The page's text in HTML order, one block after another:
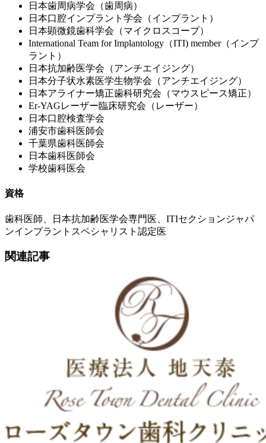
日本歯周病学会（歯周病）
日本口腔インプラント学会（インプラント）
日本顕微鏡歯科学会（マイクロスコープ）
International Team for Implantology（ITI) member（インプ
ラント）
日本抗加齢医学会（アンチエイジング）
日本分子状水素医学生物学会（アンチエイジング）
日本アライナー矯正歯科研究会（マウスピース矯正）
Er-YAGレーザー臨床研究会（レーザー）
日本口腔検査学会
浦安市歯科医師会
千葉県歯科医師会
日本歯科医師会
学校歯科医会
資格
歯科医師、日本抗加齢医学会専門医、ITIセクションジャパ
ンインプラントスペシャリスト認定医
関連記事